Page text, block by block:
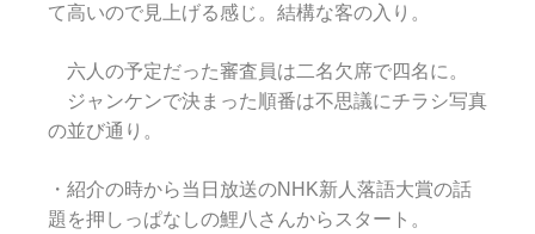
て高いので見上げる感じ。結構な客の入り。
六人の予定だった審査員は二名欠席で四名に。
ジャンケンで決まった順番は不思議にチラシ写真
の並び通り。
・紹介の時から当日放送のNHK新人落語大賞の話
題を押しっぱなしの鯉八さんからスタート。